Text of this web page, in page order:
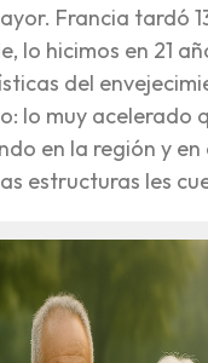
Francia tardó
lo hicimos en 21
del
lo muy acelerado
en la región y en
estructuras les